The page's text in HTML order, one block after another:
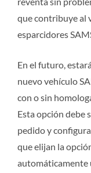
que contribuye al
esparcidores
En el futuro,
nuevo vehículo
con o sin
Esta opción debe
pedido y
que elijan la
automáticamente